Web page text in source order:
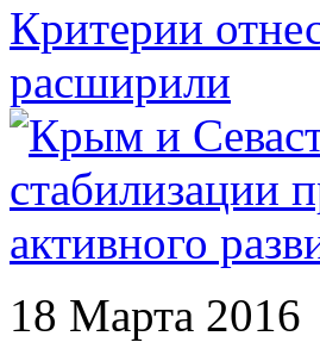
Критерии
расширили
18 Марта 2016